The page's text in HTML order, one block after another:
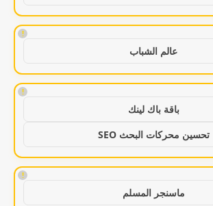
!
عالم الشباب
!
باقة باك لينك
تحسين محركات البحث SEO
!
ماسنجر المسلم